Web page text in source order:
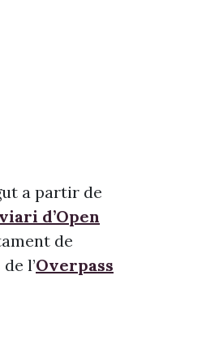
a partir de
d’Open
de
l’Overpass